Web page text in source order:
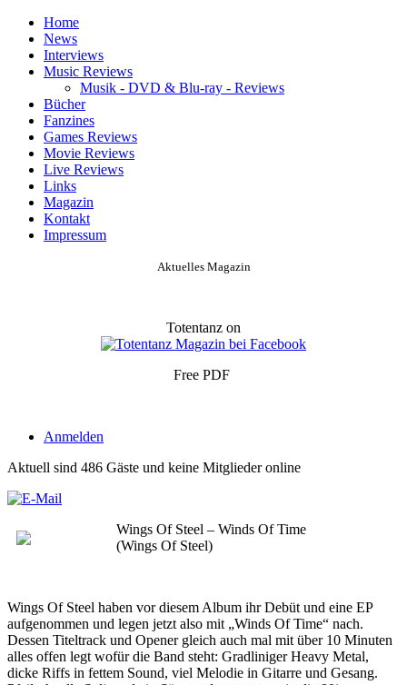
Home
News
Interviews
Music Reviews
Musik - DVD & Blu-ray - Reviews
Bücher
Fanzines
Games Reviews
Movie Reviews
Live Reviews
Links
Magazin
Kontakt
Impressum
Aktuelles Magazin
Totentanz on
Free PDF
Anmelden
Aktuell sind 486 Gäste und keine Mitglieder online
Wings Of Steel – Winds Of Time
(Wings Of Steel)
Wings Of Steel haben vor diesem Album ihr Debüt und eine EP
aufgenommen und legen jetzt also mit „Winds Of Time“ nach.
Dessen Titeltrack und Opener gleich auch mal mit über 10 Minuten
alles offen legt wofür die Band steht: Gradliniger Heavy Metal,
dicke Riffs in fettem Sound, viel Melodie in Gitarre und Gesang.